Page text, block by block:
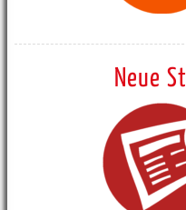
Neue